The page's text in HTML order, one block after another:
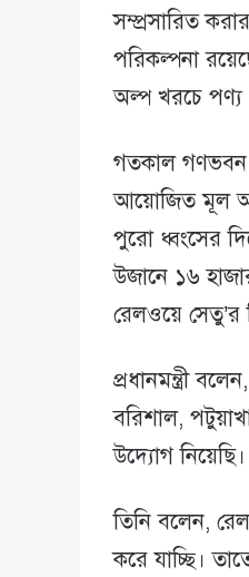
সম্প্রসারিত
পরিকল্পনা
অল্প খরচে পণ্য
গতকাল গণভবন
আয়োজিত মূল
পুরো ধ্বংসের
উজানে ১৬
রেলওয়ে সেতু’র
প্রধানমন্ত্রী
বরিশাল,
উদ্যোগ
তিনি বলেন,
করে যাচ্ছি।